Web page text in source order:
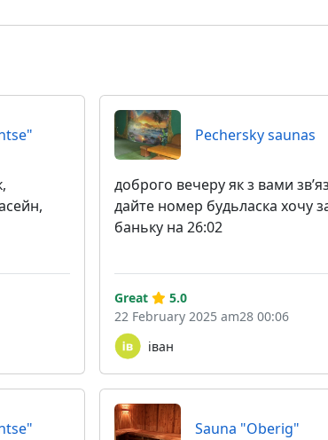
Pechersky saunas
доброго вечеру як з вами
дайте номер будьласка хочу
баньку на 26:02
іван
Great
5.0
22 February 2025 am28 00:06
Sauna "Oberig"